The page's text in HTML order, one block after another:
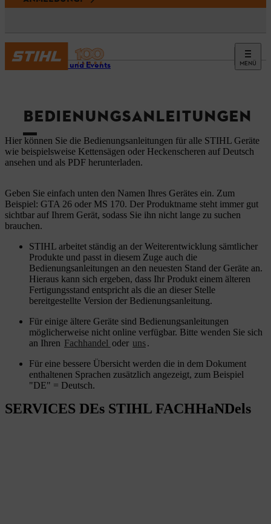
MENÜ
Service und Events
BEDIENUNGSANLEITUNGEN
Hier können Sie die Bedienungsanleitungen für alle STIHL Geräte
wie beispielsweise Kettensägen oder Heckenscheren auf Deutsch
ansehen und als PDF herunterladen.
Geben Sie einfach unten den Namen Ihres Gerätes ein. Zum
Beispiel: GTA 26 oder MS 170. Der Produktname steht immer gut
sichtbar auf Ihrem Gerät, sodass Sie ihn nicht lange zu suchen
brauchen.
STIHL arbeitet ständig an der Weiterentwicklung sämtlicher
Produkte und passt in diesem Zuge auch die
Bedienungsanleitungen an den neuesten Stand der Geräte an.
Hieraus kann sich ergeben, dass Ihr Produkt einem älteren
Fertigungsstand entspricht als die an dieser Stelle
bereitgestellte Version der Bedienungsanleitung.
Für einige ältere Geräte sind Bedienungsanleitungen
möglicherweise nicht online verfügbar. Bitte wenden Sie sich
an Ihren Fachhandel oder uns.
Für eine bessere Übersicht werden die in dem Dokument
enthaltenen Sprachen zusätzlich angezeigt, zum Beispiel
"DE" = Deutsch.
SERVICES DEs STIHL FACHHaNDels